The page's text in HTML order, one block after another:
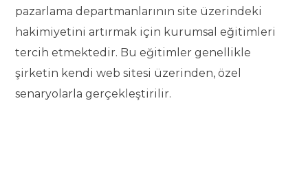
pazarlama departmanlarının site üzerindeki
hakimiyetini artırmak için kurumsal eğitimleri
tercih etmektedir. Bu eğitimler genellikle
şirketin kendi web sitesi üzerinden, özel
senaryolarla gerçekleştirilir.